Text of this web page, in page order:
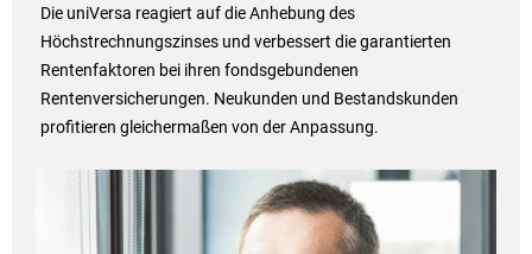
Die uniVersa reagiert auf die Anhebung des
Höchstrechnungszinses und verbessert die garantierten
Rentenfaktoren bei ihren fondsgebundenen
Rentenversicherungen. Neukunden und Bestandskunden
profitieren gleichermaßen von der Anpassung.